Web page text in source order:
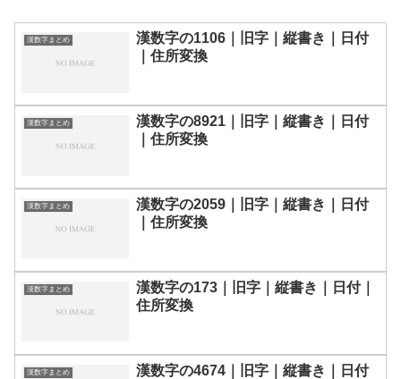
漢数字まとめ
漢数字の1106｜旧字｜縦書き｜日付
｜住所変換
漢数字まとめ
漢数字の8921｜旧字｜縦書き｜日付
｜住所変換
漢数字まとめ
漢数字の2059｜旧字｜縦書き｜日付
｜住所変換
漢数字まとめ
漢数字の173｜旧字｜縦書き｜日付｜
住所変換
漢数字まとめ
漢数字の4674｜旧字｜縦書き｜日付